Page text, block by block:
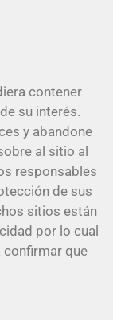
contener
su interés.
y abandone
al sitio al
responsables
de sus
sitios están
por lo cual
confirmar que